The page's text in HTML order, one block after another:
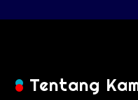
Tentang